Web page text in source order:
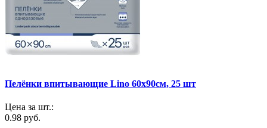
Пелёнки впитывающие Lino 60х90см, 25 шт
Цена за шт.:
0.98 руб.